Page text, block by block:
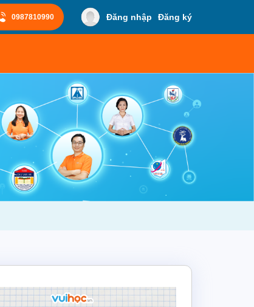
0987810990 Đăng nhập Đăng ký